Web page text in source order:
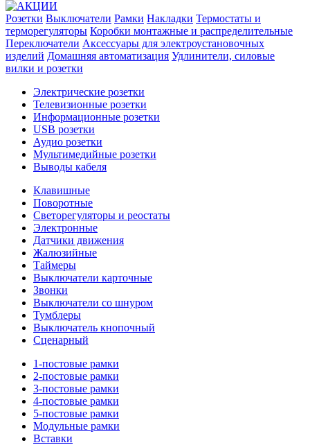
Розетки Выключатели Рамки Накладки Термостаты и
терморегуляторы Коробки монтажные и распределительные
Переключатели Аксессуары для электроустановочных
изделий Домашняя автоматизация Удлинители, силовые
вилки и розетки
Электрические розетки
Телевизионные розетки
Информационные розетки
USB розетки
Аудио розетки
Мультимедийные розетки
Выводы кабеля
Клавишные
Поворотные
Светорегуляторы и реостаты
Электронные
Датчики движения
Жалюзийные
Таймеры
Выключатели карточные
Звонки
Выключатели со шнуром
Тумблеры
Выключатель кнопочный
Сценарный
1-постовые рамки
2-постовые рамки
3-постовые рамки
4-постовые рамки
5-постовые рамки
Модульные рамки
Вставки